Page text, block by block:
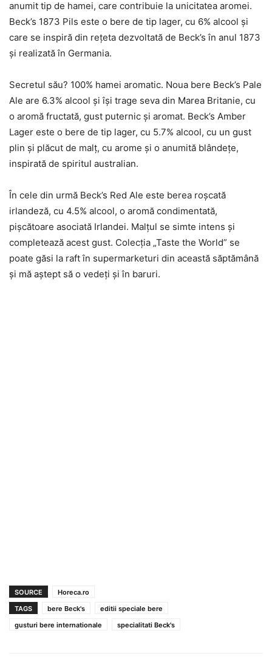
anumit tip de hamei, care contribuie la unicitatea aromei.
Beck’s 1873 Pils este o bere de tip lager, cu 6% alcool şi
care se inspiră din reţeta dezvoltată de Beck’s în anul 1873
şi realizată în Germania.
Secretul său? 100% hamei aromatic. Noua bere Beck’s Pale
Ale are 6.3% alcool şi îşi trage seva din Marea Britanie, cu
o aromă fructată, gust puternic şi aromat. Beck’s Amber
Lager este o bere de tip lager, cu 5.7% alcool, cu un gust
plin şi plăcut de malţ, cu arome şi o anumită blândeţe,
inspirată de spiritul australian.
În cele din urmă Beck’s Red Ale este berea roşcată
irlandeză, cu 4.5% alcool, o aromă condimentată,
pişcătoare asociată Irlandei. Malţul se simte intens şi
completează acest gust. Colecţia „Taste the World” se
poate găsi la raft în supermarketuri din această săptămână
şi mă aştept să o vedeţi şi în baruri.
SOURCE
Horeca.ro
TAGS
bere Beck's
editii speciale bere
gusturi bere internationale
specialitati Beck's